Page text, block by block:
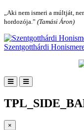
„Aki nem ismeri a múltját,
hordozója.” (Tamási Áron)
Szentgotthárdi
×